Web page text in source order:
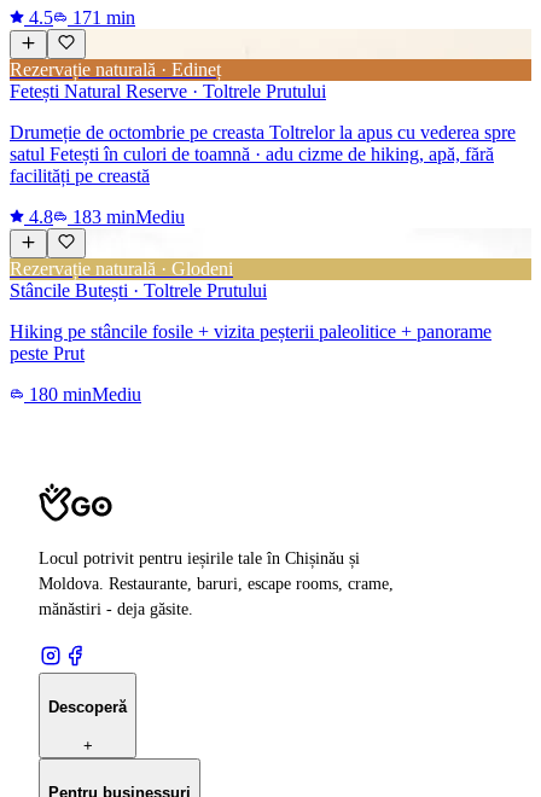
4.5
171 min
Rezervație naturală · Edineț
Fetești Natural Reserve · Toltrele Prutului
Drumeție de octombrie pe creasta Toltrelor la apus cu vederea spre
satul Fetești în culori de toamnă · adu cizme de hiking, apă, fără
facilități pe creastă
4.8
183 minMediu
Rezervație naturală · Glodeni
Stâncile Butești · Toltrele Prutului
Hiking pe stâncile fosile + vizita peșterii paleolitice + panorame
peste Prut
180 minMediu
Locul potrivit pentru ieșirile tale în Chișinău și
Moldova. Restaurante, baruri, escape rooms, crame,
mănăstiri - deja găsite.
Descoperă
+
Pentru businessuri